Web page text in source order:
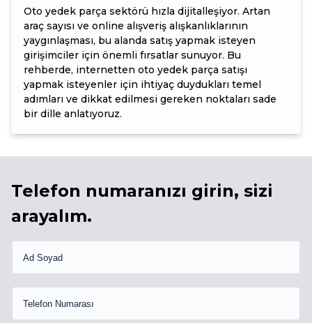
Oto yedek parça sektörü hızla dijitalleşiyor. Artan
araç sayısı ve online alışveriş alışkanlıklarının
yaygınlaşması, bu alanda satış yapmak isteyen
girişimciler için önemli fırsatlar sunuyor. Bu
rehberde, internetten oto yedek parça satışı
yapmak isteyenler için ihtiyaç duydukları temel
adımları ve dikkat edilmesi gereken noktaları sade
bir dille anlatıyoruz.
Telefon numaranızı girin, sizi
arayalım.